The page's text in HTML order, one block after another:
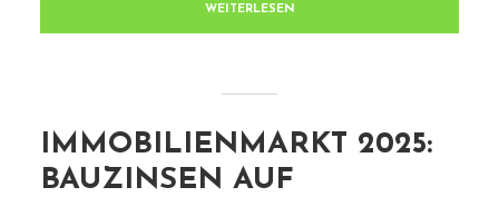
WEITERLESEN
IMMOBILIENMARKT 2025:
BAUZINSEN AUF